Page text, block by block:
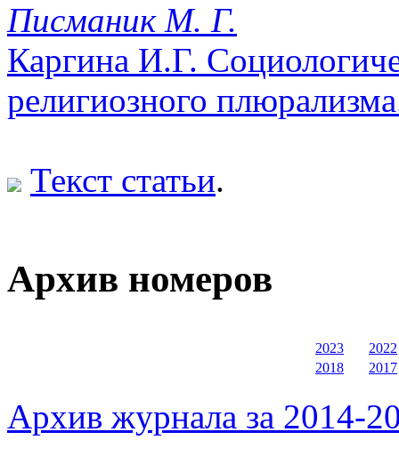
Писманик М. Г.
Каргина И.Г.
религиозного
Текст статьи.
Архив номеров
2023
2022
2018
2017
Архив журнала за 2014-